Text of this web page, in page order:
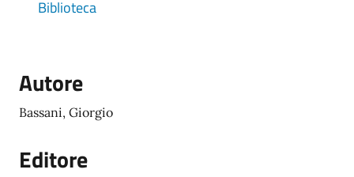
Biblioteca
Autore
Bassani, Giorgio
Editore